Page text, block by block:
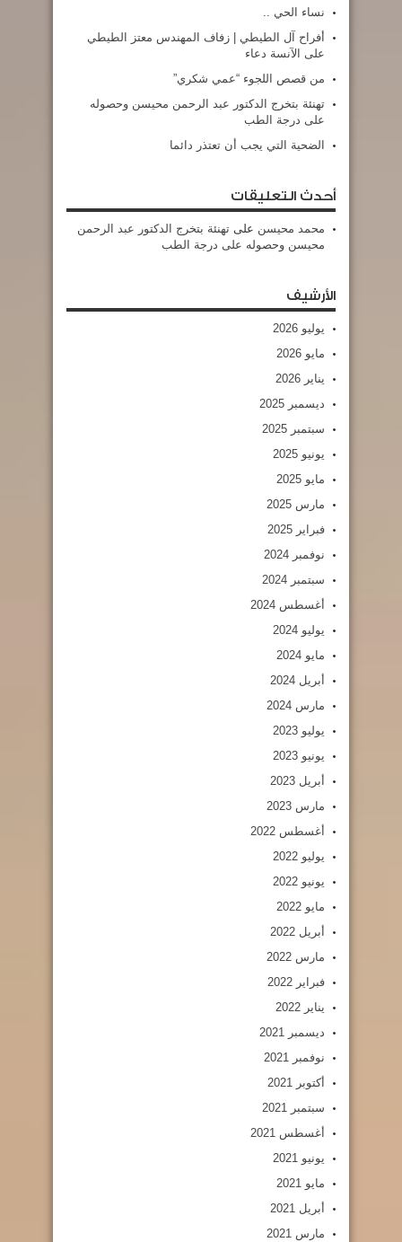
نساء الحي ..
أفراح آل الطيطي | زفاف المهندس معتز الطيطي
على الآنسة دعاء
من قصص اللجوء “عمي شكري”
تهنئة بتخرج الدكتور عبد الرحمن محيسن وحصوله
على درجة الطب
الضحية التي يجب أن تعتذر دائما
أحدث التعليقات
محمد محيسن على تهنئة بتخرج الدكتور عبد الرحمن
محيسن وحصوله على درجة الطب
الأرشيف
يوليو 2026
مايو 2026
يناير 2026
ديسمبر 2025
سبتمبر 2025
يونيو 2025
مايو 2025
مارس 2025
فبراير 2025
نوفمبر 2024
سبتمبر 2024
أغسطس 2024
يوليو 2024
مايو 2024
أبريل 2024
مارس 2024
يوليو 2023
يونيو 2023
أبريل 2023
مارس 2023
أغسطس 2022
يوليو 2022
يونيو 2022
مايو 2022
أبريل 2022
مارس 2022
فبراير 2022
يناير 2022
ديسمبر 2021
نوفمبر 2021
أكتوبر 2021
سبتمبر 2021
أغسطس 2021
يونيو 2021
مايو 2021
أبريل 2021
مارس 2021